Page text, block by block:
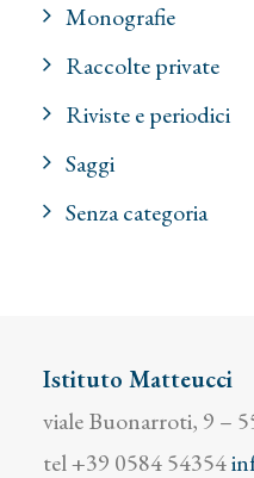
Monografie
Raccolte private
Riviste e periodici
Saggi
Senza categoria
Istituto Matteucci
viale Buonarroti, 9 –
tel +39 0584 54354